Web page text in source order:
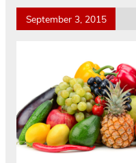
September 3, 2015